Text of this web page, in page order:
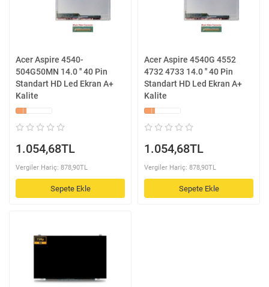
Acer Aspire 4540-
504G50MN 14.0 '' 40 Pin
Standart HD Led Ekran A+
Kalite
1.054,68TL
Vergiler Hariç: 878,90TL
Sepete Ekle
Acer Aspire 4540G 4552
4732 4733 14.0 '' 40 Pin
Standart HD Led Ekran A+
Kalite
1.054,68TL
Vergiler Hariç: 878,90TL
Sepete Ekle